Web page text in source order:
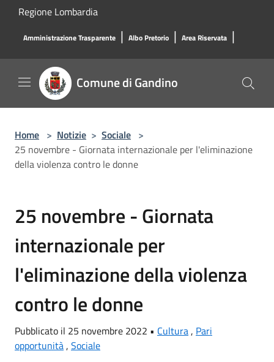
Salta al contenuto principale
Regione Lombardia
Amministrazione Trasparente | Albo Pretorio | Area Riservata |
Comune di Gandino
Home > Notizie > Sociale >
25 novembre - Giornata internazionale per l'eliminazione
della violenza contro le donne
25 novembre - Giornata
internazionale per
l'eliminazione della violenza
contro le donne
Pubblicato il 25 novembre 2022 • Cultura, Pari
opportunità, Sociale